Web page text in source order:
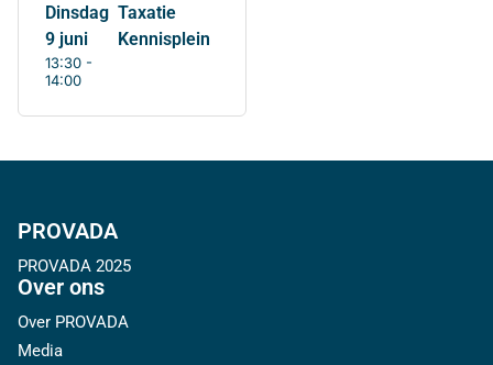
dinsdag
9 juni
13:30 -
14:00
Taxatie
Kennisplein
PROVADA
PROVADA 2025
Over ons
Over PROVADA
Media